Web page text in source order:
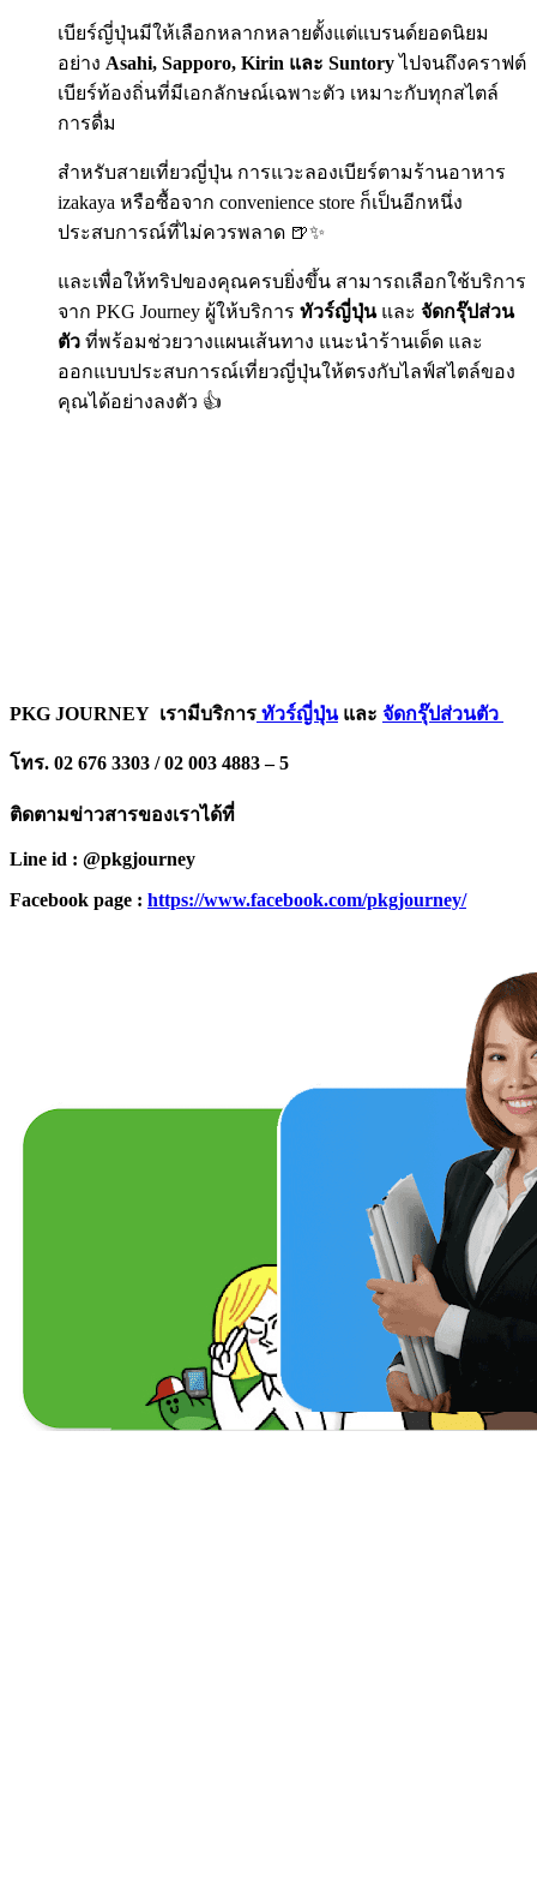
เบียร์ญี่ปุ่นมีให้เลือกหลากหลายตั้งแต่แบรนด์ยอดนิยม
อย่าง Asahi, Sapporo, Kirin และ Suntoryไปจนถึงคราฟต์
เบียร์ท้องถิ่นที่มีเอกลักษณ์เฉพาะตัว เหมาะกับทุกสไตล์
การดื่ม
สำหรับสายเที่ยวญี่ปุ่น การแวะลองเบียร์ตามร้านอาหาร
izakaya หรือซื้อจาก convenience store ก็เป็นอีกหนึ่ง
ประสบการณ์ที่ไม่ควรพลาด 🍺✨
และเพื่อให้ทริปของคุณครบยิ่งขึ้น สามารถเลือกใช้บริการ
จาก PKG Journey ผู้ให้บริการ ทัวร์ญี่ปุ่นและ จัดกรุ๊ปส่วน
ตัว ที่พร้อมช่วยวางแผนเส้นทาง แนะนำร้านเด็ด และ
ออกแบบประสบการณ์เที่ยวญี่ปุ่นให้ตรงกับไลฟ์สไตล์ของ
คุณได้อย่างลงตัว 👍
PKG JOURNEY เรามีบริการ ทัวร์ญี่ปุ่นและ จัดกรุ๊ปส่วนตัว
โทร. 02 676 3303 / 02 003 4883 – 5
ติดตามข่าวสารของเราได้ที่
Line id : @pkgjourney
Facebook page : https://www.facebook.com/pkgjourney/